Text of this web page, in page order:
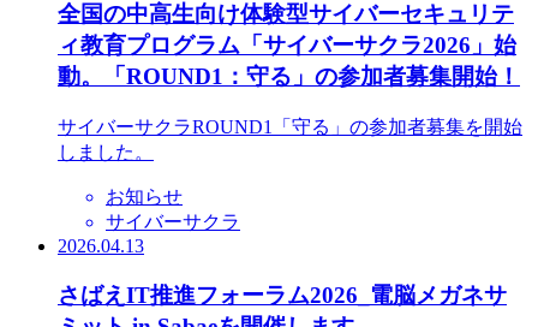
全国の中高生向け体験型サイバーセキュリテ
ィ教育プログラム「サイバーサクラ2026」始
動。「ROUND1：守る」の参加者募集開始！
サイバーサクラROUND1「守る」の参加者募集を開始
しました。
お知らせ
サイバーサクラ
2026.04.13
さばえIT推進フォーラム2026_電脳メガネサ